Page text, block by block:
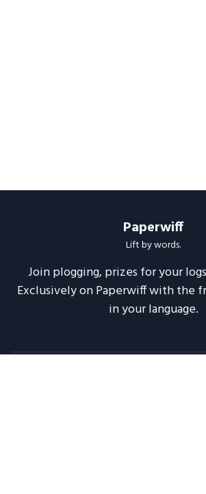
Paperwiff
Lift by words.
Join plogging, prizes for your
Exclusively on Paperwiff with the
in your language.